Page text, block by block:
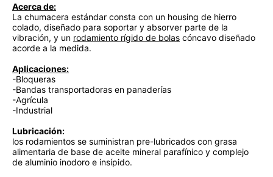
Acerca de:
La chumacera estándar consta con un housing de hierro
colado, diseñado para soportar y absorver parte de la
vibración, y un rodamiento rígido de bolas cóncavo diseñado
acorde a la medida.
Aplicaciones:
-Bloqueras
-Bandas transportadoras en panaderías
-Agrícula
-Industrial
Lubricación:
los rodamientos se suministran pre-lubricados con grasa
alimentaria de base de aceite mineral parafínico y complejo
de aluminio inodoro e insípido.